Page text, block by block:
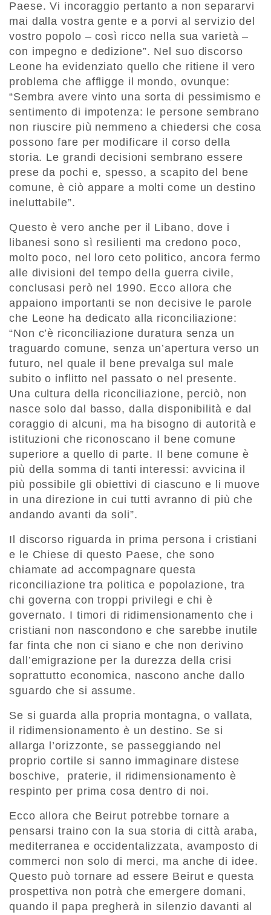
Paese. Vi incoraggio pertanto a non separarvi
mai dalla vostra gente e a porvi al servizio del
vostro popolo – così ricco nella sua varietà –
con impegno e dedizione”. Nel suo discorso
Leone ha evidenziato quello che ritiene il vero
problema che affligge il mondo, ovunque:
“Sembra avere vinto una sorta di pessimismo e
sentimento di impotenza: le persone sembrano
non riuscire più nemmeno a chiedersi che cosa
possono fare per modificare il corso della
storia. Le grandi decisioni sembrano essere
prese da pochi e, spesso, a scapito del bene
comune, è ciò appare a molti come un destino
ineluttabile”.
Questo è vero anche per il Libano, dove i
libanesi sono sì resilienti ma credono poco,
molto poco, nel loro ceto politico, ancora fermo
alle divisioni del tempo della guerra civile,
conclusasi però nel 1990. Ecco allora che
appaiono importanti se non decisive le parole
che Leone ha dedicato alla riconciliazione:
“Non c’è riconciliazione duratura senza un
traguardo comune, senza un’apertura verso un
futuro, nel quale il bene prevalga sul male
subito o inflitto nel passato o nel presente.
Una cultura della riconciliazione, perciò, non
nasce solo dal basso, dalla disponibilità e dal
coraggio di alcuni, ma ha bisogno di autorità e
istituzioni che riconoscano il bene comune
superiore a quello di parte. Il bene comune è
più della somma di tanti interessi: avvicina il
più possibile gli obiettivi di ciascuno e li muove
in una direzione in cui tutti avranno di più che
andando avanti da soli”.
Il discorso riguarda in prima persona i cristiani
e le Chiese di questo Paese, che sono
chiamate ad accompagnare questa
riconciliazione tra politica e popolazione, tra
chi governa con troppi privilegi e chi è
governato. I timori di ridimensionamento che i
cristiani non nascondono e che sarebbe inutile
far finta che non ci siano e che non derivino
dall’emigrazione per la durezza della crisi
soprattutto economica, nascono anche dallo
sguardo che si assume.
Se si guarda alla propria montagna, o vallata,
il ridimensionamento è un destino. Se si
allarga l’orizzonte, se passeggiando nel
proprio cortile si sanno immaginare distese
boschive, praterie, il ridimensionamento è
respinto per prima cosa dentro di noi.
Ecco allora che Beirut potrebbe tornare a
pensarsi traino con la sua storia di città araba,
mediterranea e occidentalizzata, avamposto di
commerci non solo di merci, ma anche di idee.
Questo può tornare ad essere Beirut e questa
prospettiva non potrà che emergere domani,
quando il papa pregherà in silenzio davanti al